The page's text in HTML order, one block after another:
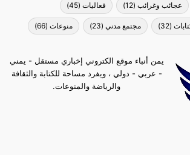
عجائب وغرائب (12) فعاليات (45)
(32) مجتمع مدني (23) منوعات (66)
يمن أنباء موقع الكتروني إخباري مستقل - يمني
- عربي - دولي ، ويفرد مساحة للكتابة والثقافة
والرياضة والمنوعات.